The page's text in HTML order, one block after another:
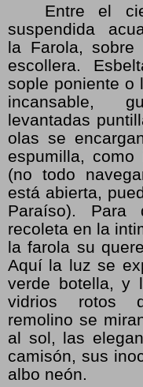
Entre el
suspendida
la Farola,
escollera.
sople poniente o
incansable,
levantadas
olas se
espumilla, como
(no todo
está abierta,
Paraíso). Para
recoleta en la
la farola su
Aquí la luz se
verde botella, y
vidrios rotos
remolino se
al sol, las
camisón, sus
albo neón.